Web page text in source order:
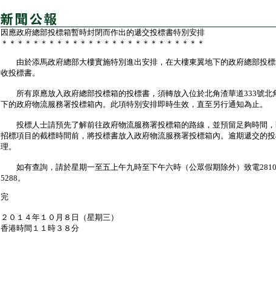
因應政府總部投標箱暫時封閉而作出的遞交投標書特別安排
＊＊＊＊＊＊＊＊＊＊＊＊＊＊＊＊＊＊＊＊＊＊＊＊＊＊
由於添馬政府總部大樓實施特別進出安排，在大樓東翼地下的政府總部投
收投標書。
所有原應放入政府總部投標箱的投標書，須轉放入位於北角渣華道333號北
下的政府物流服務署投標箱內。此項特別安排即時生效，直至另行通知為止。
投標人士請預先了解前往政府物流服務署投標箱的路線，並預留足夠時間，
招標項目的截標時間前，將投標書放入政府物流服務署投標箱內。逾期遞交的
理。
如有查詢，請於星期一至五上午九時至下午六時（公眾假期除外）致電2810
5288。
完
２０１４年１０月８日（星期三）
香港時間１１時３８分